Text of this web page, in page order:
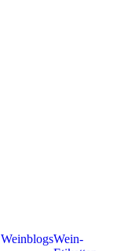
WeinblogsWein-